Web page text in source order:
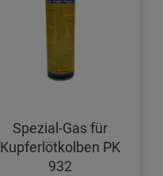
Spezial-Gas für
Kupferlötkolben PK
932